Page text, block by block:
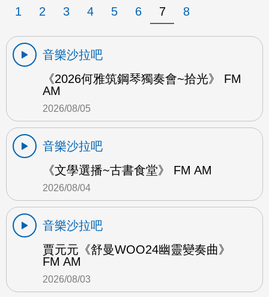
1 2 3 4 5 6 7 8
音樂沙拉吧
《2026何雅筑鋼琴獨奏會~拾光》 FM
AM
2026/08/05
音樂沙拉吧
《文學選播~古書食堂》 FM AM
2026/08/04
音樂沙拉吧
賈元元《舒曼WOO24幽靈變奏曲》
FM AM
2026/08/03